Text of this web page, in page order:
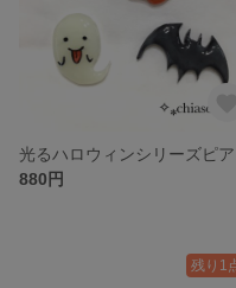
880円
残り1